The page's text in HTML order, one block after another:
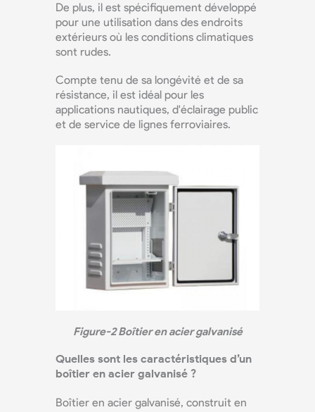
De plus, il est spécifiquement développé
pour une utilisation dans des endroits
extérieurs où les conditions climatiques
sont rudes.
Compte tenu de sa longévité et de sa
résistance, il est idéal pour les
applications nautiques, d'éclairage public
et de service de lignes ferroviaires.
Figure-2 Boîtier en acier galvanisé
Quelles sont les caractéristiques d’un
boîtier en acier galvanisé ?
Boîtier en acier galvanisé, construit en